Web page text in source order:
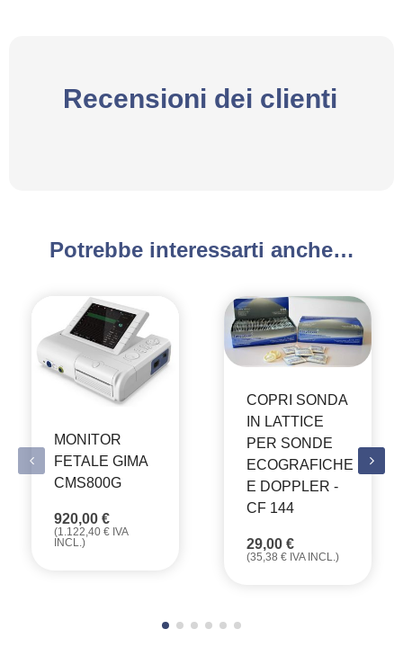
Recensioni dei clienti
Potrebbe interessarti anche…
MONITOR
FETALE GIMA
CMS800G
920,00 €
(1.122,40 € IVA
INCL.)
COPRI SONDA
IN LATTICE
PER SONDE
ECOGRAFICHE
E DOPPLER -
CF 144
29,00 €
(35,38 € IVA INCL.)